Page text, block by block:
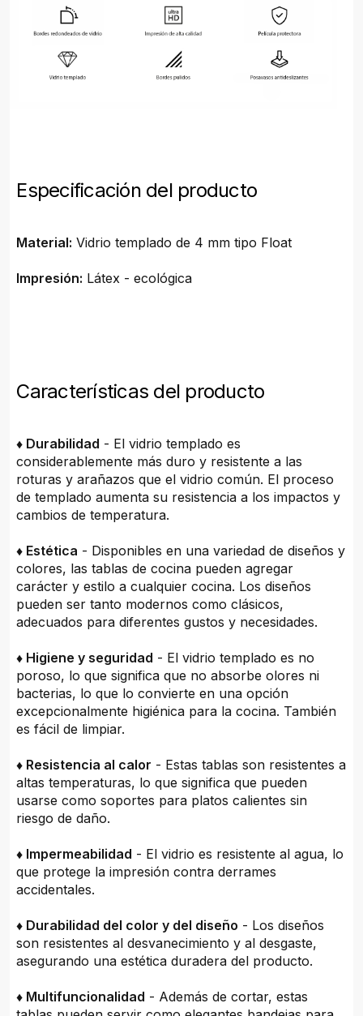
Especificación del producto
Material: Vidrio templado de 4 mm tipo Float
Impresión: Látex - ecológica
Características del producto
♦ Durabilidad - El vidrio templado es
considerablemente más duro y resistente a las
roturas y arañazos que el vidrio común. El proceso
de templado aumenta su resistencia a los impactos y
cambios de temperatura.
♦ Estética - Disponibles en una variedad de diseños y
colores, las tablas de cocina pueden agregar
carácter y estilo a cualquier cocina. Los diseños
pueden ser tanto modernos como clásicos,
adecuados para diferentes gustos y necesidades.
♦ Higiene y seguridad - El vidrio templado es no
poroso, lo que significa que no absorbe olores ni
bacterias, lo que lo convierte en una opción
excepcionalmente higiénica para la cocina. También
es fácil de limpiar.
♦ Resistencia al calor - Estas tablas son resistentes a
altas temperaturas, lo que significa que pueden
usarse como soportes para platos calientes sin
riesgo de daño.
♦ Impermeabilidad - El vidrio es resistente al agua, lo
que protege la impresión contra derrames
accidentales.
♦ Durabilidad del color y del diseño - Los diseños
son resistentes al desvanecimiento y al desgaste,
asegurando una estética duradera del producto.
♦ Multifuncionalidad - Además de cortar, estas